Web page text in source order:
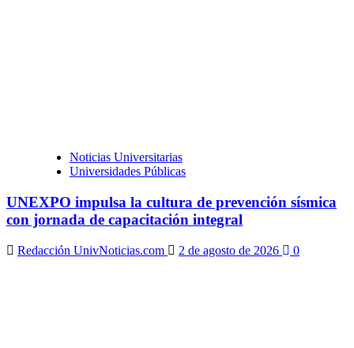
Noticias Universitarias
Universidades Públicas
UNEXPO impulsa la cultura de prevención sísmica
con jornada de capacitación integral
Redacción UnivNoticias.com 2 de agosto de 2026 0